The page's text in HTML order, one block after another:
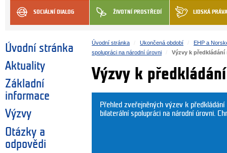
SOCIÁLNÍ DIALOG ŽIVOTNÍ PROSTŘEDÍ LIDSKÁ PRÁVA
Úvodní stránka
Aktuality
Základní
informace
Výzvy
Otázky a
odpovědi
Úvodní stránka Ukončená období
EHP a
spolupráci na národní úrovni
Výzvy k předkládání
Výzvy k
Přehled zveřejněných výzev k
bilaterální spolupráci na národní úrovni.